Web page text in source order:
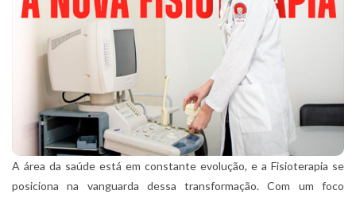
A área da saúde está em constante evolução, e a Fisioterapia se
posiciona na vanguarda dessa transformação. Com um foco